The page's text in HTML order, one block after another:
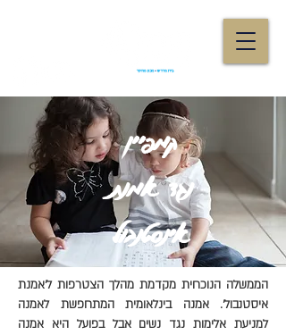
קמפיין
נגד אמנת
אינסטנבול
הממשלה הנוכחית מקדמת מהלך הצטרפות ל'אמנת
איסטנבול'. אמנה בינלאומית המתחפשת לאמנה
למניעת אלימות נגד נשים אבל בפועל היא אמנה